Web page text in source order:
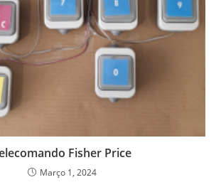
Fisher Price
Março 1, 2024